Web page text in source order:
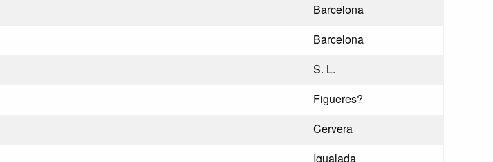
Barcelona
Barcelona
S. L.
Figueres?
Cervera
Igualada